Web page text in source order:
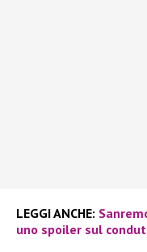
LEGGI ANCHE:
uno spoiler sul